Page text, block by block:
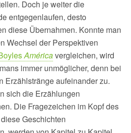
Doch je weiter die
entgegenlaufen, desto
diese Übernahmen. Konnte man
Wechsel der Perspektiven
Américavergleichen, wird
immer unmöglicher, denn bei
Erzählstränge aufeinander zu.
sich die Erzählungen
Die Fragezeichen im Kopf des
Geschichten